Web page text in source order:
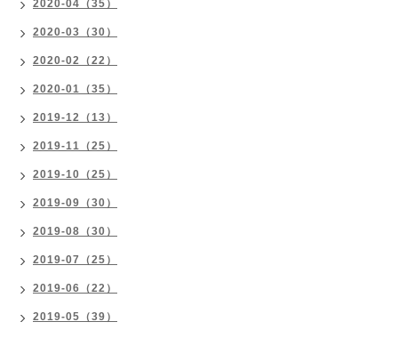
2020-04（35）
2020-03（30）
2020-02（22）
2020-01（35）
2019-12（13）
2019-11（25）
2019-10（25）
2019-09（30）
2019-08（30）
2019-07（25）
2019-06（22）
2019-05（39）